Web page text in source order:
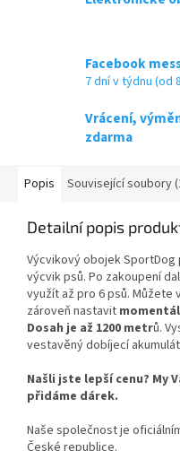
Facebook
7 dní v týdnu (od
Vrácení,
zdarma
Popis Související soubory
Detailní popis
Výcvikový obojek
výcvik psů. Po zakoupení
využít až pro 6 psů. Můžete
zároveň nastavit
Dosah je až 1200 metrů.
vestavěný dobíjecí
Našli jste lepší cenu? My
přidáme dárek.
Naše společnost je